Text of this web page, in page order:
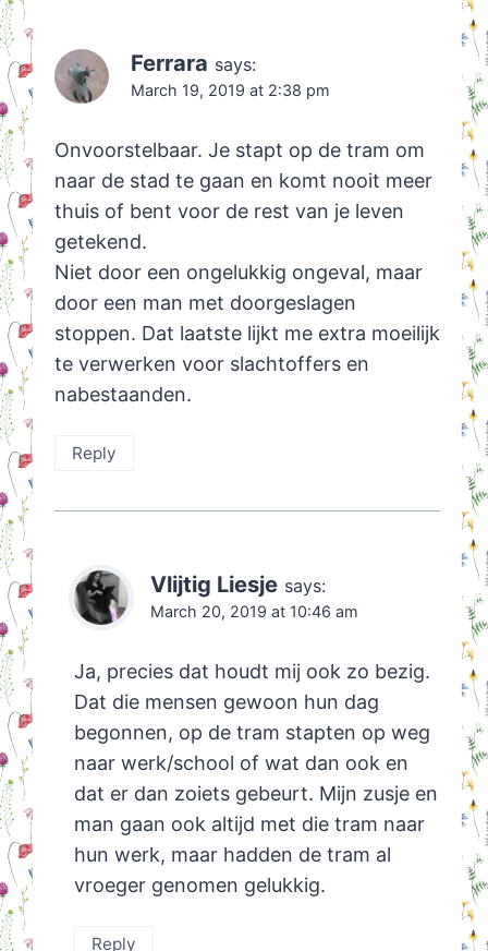
Ferrara says:
March 19, 2019 at 2:38 pm
Onvoorstelbaar. Je stapt op de tram om
naar de stad te gaan en komt nooit meer
thuis of bent voor de rest van je leven
getekend.
Niet door een ongelukkig ongeval, maar
door een man met doorgeslagen
stoppen. Dat laatste lijkt me extra moeilijk
te verwerken voor slachtoffers en
nabestaanden.
Reply
Vlijtig Liesje says:
March 20, 2019 at 10:46 am
Ja, precies dat houdt mij ook zo bezig.
Dat die mensen gewoon hun dag
begonnen, op de tram stapten op weg
naar werk/school of wat dan ook en
dat er dan zoiets gebeurt. Mijn zusje en
man gaan ook altijd met die tram naar
hun werk, maar hadden de tram al
vroeger genomen gelukkig.
Reply